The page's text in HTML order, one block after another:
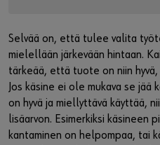
Selvää on, että tulee valita
mielellään järkevään hintaan.
tärkeää, että tuote on niin
Jos käsine ei ole mukava se
on hyvä ja miellyttävä käyttää,
lisäarvon. Esimerkiksi käsineen
kantaminen on helpompaa, tai